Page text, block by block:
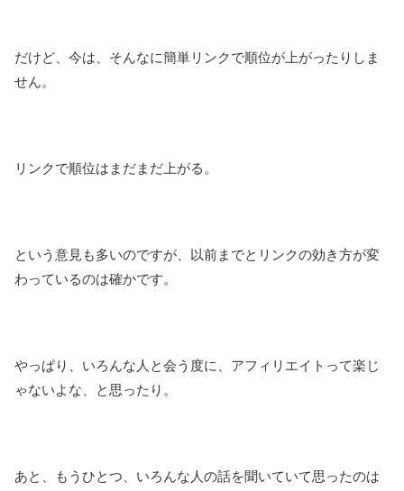
だけど、今は、そんなに簡単リンクで順位が上がったりしま
せん。
リンクで順位はまだまだ上がる。
という意見も多いのですが、以前までとリンクの効き方が変
わっているのは確かです。
やっぱり、いろんな人と会う度に、アフィリエイトって楽じ
ゃないよな、と思ったり。
あと、もうひとつ、いろんな人の話を聞いていて思ったのは